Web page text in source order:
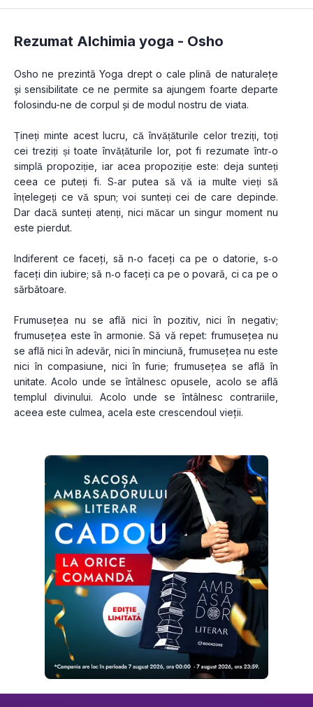
Rezumat Alchimia yoga - Osho
Osho ne prezintă Yoga drept o cale plină de naturalețe
și sensibilitate ce ne permite sa ajungem foarte departe
folosindu-ne de corpul și de modul nostru de viata.
Țineți minte acest lucru, că învățăturile celor treziți, toți
cei treziți și toate învățăturile lor, pot fi rezumate într‐o
simplă propoziție, iar acea propoziție este: deja sunteți
ceea ce puteți fi. S‐ar putea să vă ia multe vieți să
înțelegeți ce vă spun; voi sunteți cei de care depinde.
Dar dacă sunteți atenți, nici măcar un singur moment nu
este pierdut.
Indiferent ce faceți, să n‐o faceți ca pe o datorie, s‐o
faceți din iubire; să n‐o faceți ca pe o povară, ci ca pe o
sărbătoare.
Frumusețea nu se află nici în pozitiv, nici în negativ;
frumusețea este în armonie. Să vă repet: frumusețea nu
se află nici în adevăr, nici în minciună, frumusețea nu este
nici în compasiune, nici în furie; frumusețea se află în
unitate. Acolo unde se întâlnesc opusele, acolo se află
templul divinului. Acolo unde se întâlnesc contrariile,
aceea este culmea, acela este crescendoul vieții.